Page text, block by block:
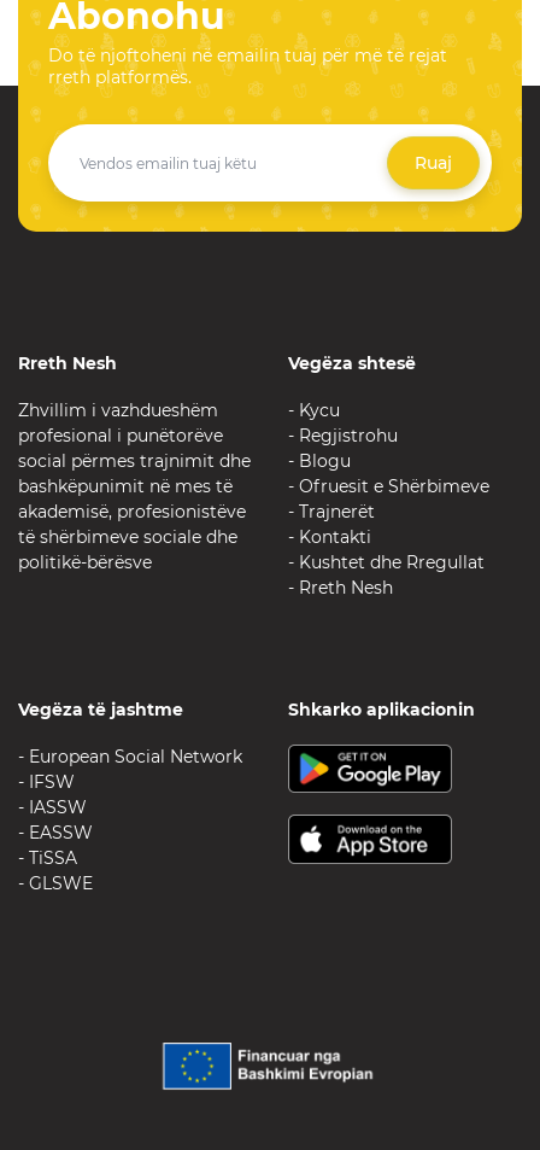
Abonohu
Do të njoftoheni në emailin tuaj për më të rejat
rreth platformës.
Ruaj
Rreth Nesh
Zhvillim i vazhdueshëm
profesional i punëtorëve
social përmes trajnimit dhe
bashkëpunimit në mes të
akademisë, profesionistëve
të shërbimeve sociale dhe
politikë-bërësve
Vegëza shtesë
- Kycu
- Regjistrohu
- Blogu
- Ofruesit e Shërbimeve
- Trajnerët
- Kontakti
- Kushtet dhe Rregullat
- Rreth Nesh
Vegëza të jashtme
- European Social Network
- IFSW
- IASSW
- EASSW
- TiSSA
- GLSWE
Shkarko aplikacionin